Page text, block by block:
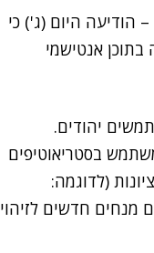
הודיעה היום (ג') כי
אנטישמי
יהודים.
בסטריאוטיפים
(לדוגמה:
מנחים חדשים לזיהוי